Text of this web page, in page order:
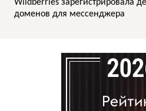
Wildberries зарегистрировала
доменов для мессенджера